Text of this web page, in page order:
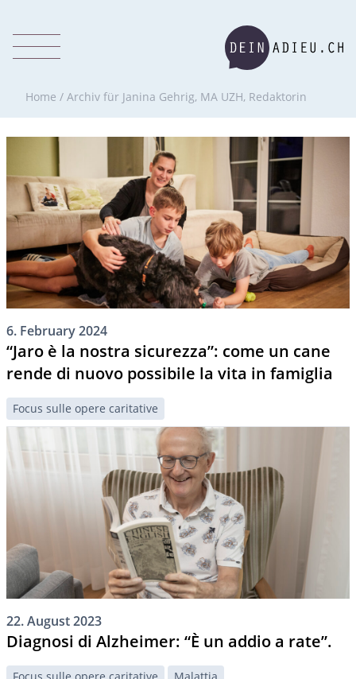
Home / Archiv für Janina Gehrig, MA UZH, Redaktorin
6. February 2024
“Jaro è la nostra sicurezza”: come un cane
rende di nuovo possibile la vita in famiglia
Focus sulle opere caritative
22. August 2023
Diagnosi di Alzheimer: “È un addio a rate”.